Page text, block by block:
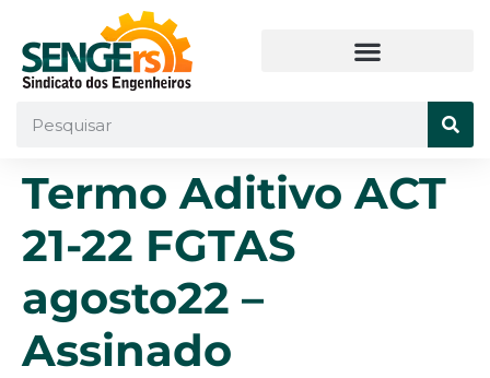
Termo Aditivo ACT
21-22 FGTAS
agosto22 –
Assinado